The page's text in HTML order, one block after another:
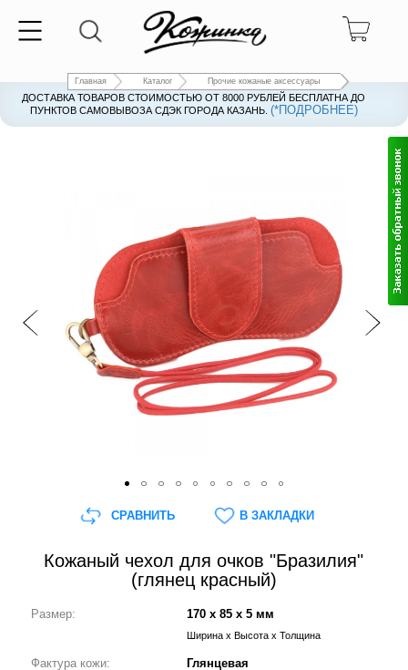
Главная Каталог Прочие кожаные аксессуары
ДОСТАВКА ТОВАРОВ СТОИМОСТЬЮ ОТ 8000 РУБЛЕЙ БЕСПЛАТНА ДО
ПУНКТОВ САМОВЫВОЗА СДЭК ГОРОДА КАЗАНЬ. (*ПОДРОБНЕЕ)
Кожаный чехол для очков "Бразилия"
(глянец красный)
Размер: 170 x 85 x 5 мм
Ширина x Высота x Толщина
Фактура кожи: Глянцевая
СРАВНИТЬ В ЗАКЛАДКИ